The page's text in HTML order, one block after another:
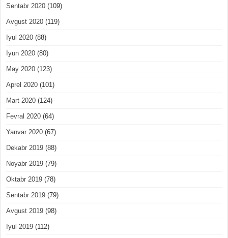
Sentabr 2020 (109)
Avgust 2020 (119)
Iyul 2020 (88)
Iyun 2020 (80)
May 2020 (123)
Aprel 2020 (101)
Mart 2020 (124)
Fevral 2020 (64)
Yanvar 2020 (67)
Dekabr 2019 (88)
Noyabr 2019 (79)
Oktabr 2019 (78)
Sentabr 2019 (79)
Avgust 2019 (98)
Iyul 2019 (112)